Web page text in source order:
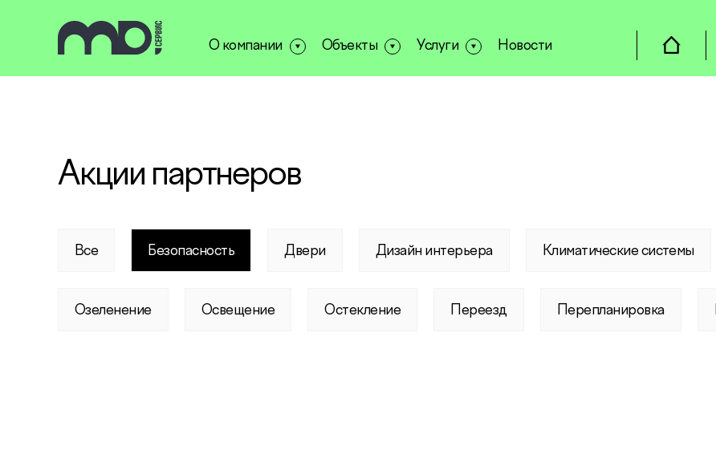
О компании Объекты Услуги Новости
Акции партнеров
Все Безопасность Двери Дизайн интерьера Климатические системы
Озеленение Освещение Остекление Переезд Перепланировка